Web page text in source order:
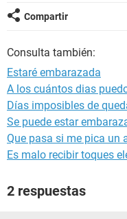
parte :* feliz noche!
Compartir
Consulta también:
Estaré embarazada
A los cuántos dias
Días imposibles de
Se puede estar
Que pasa si me pica un
Es malo recibir toques
2 respuestas